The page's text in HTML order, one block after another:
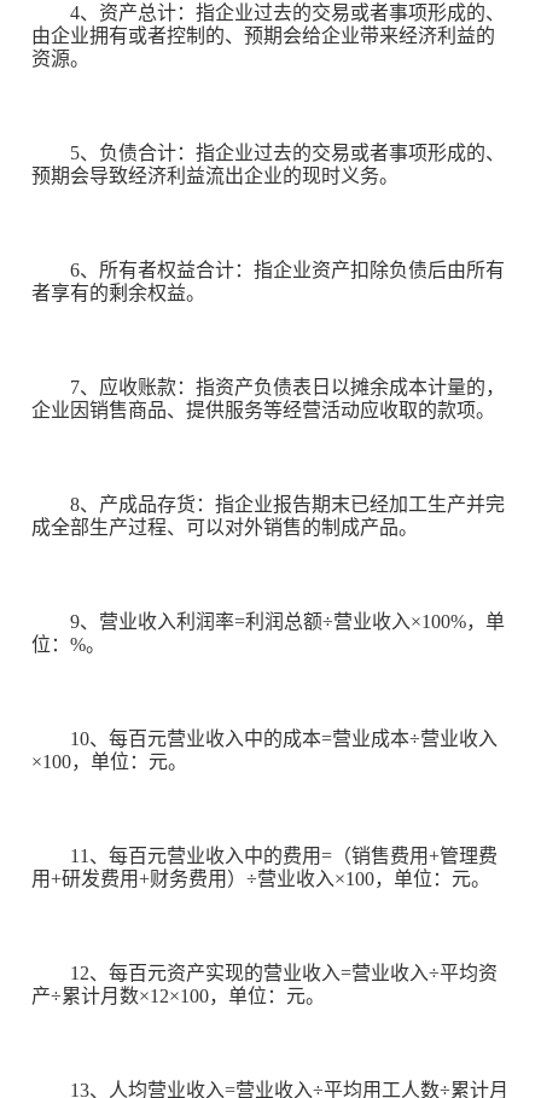
4、资产总计：指企业过去的交易或者事项形成的、
由企业拥有或者控制的、预期会给企业带来经济利益的
资源。
5、负债合计：指企业过去的交易或者事项形成的、
预期会导致经济利益流出企业的现时义务。
6、所有者权益合计：指企业资产扣除负债后由所有
者享有的剩余权益。
7、应收账款：指资产负债表日以摊余成本计量的，
企业因销售商品、提供服务等经营活动应收取的款项。
8、产成品存货：指企业报告期末已经加工生产并完
成全部生产过程、可以对外销售的制成产品。
9、营业收入利润率=利润总额÷营业收入×100%，单
位：%。
10、每百元营业收入中的成本=营业成本÷营业收入
×100，单位：元。
11、每百元营业收入中的费用=（销售费用+管理费
用+研发费用+财务费用）÷营业收入×100，单位：元。
12、每百元资产实现的营业收入=营业收入÷平均资
产÷累计月数×12×100，单位：元。
13、人均营业收入=营业收入÷平均用工人数÷累计月